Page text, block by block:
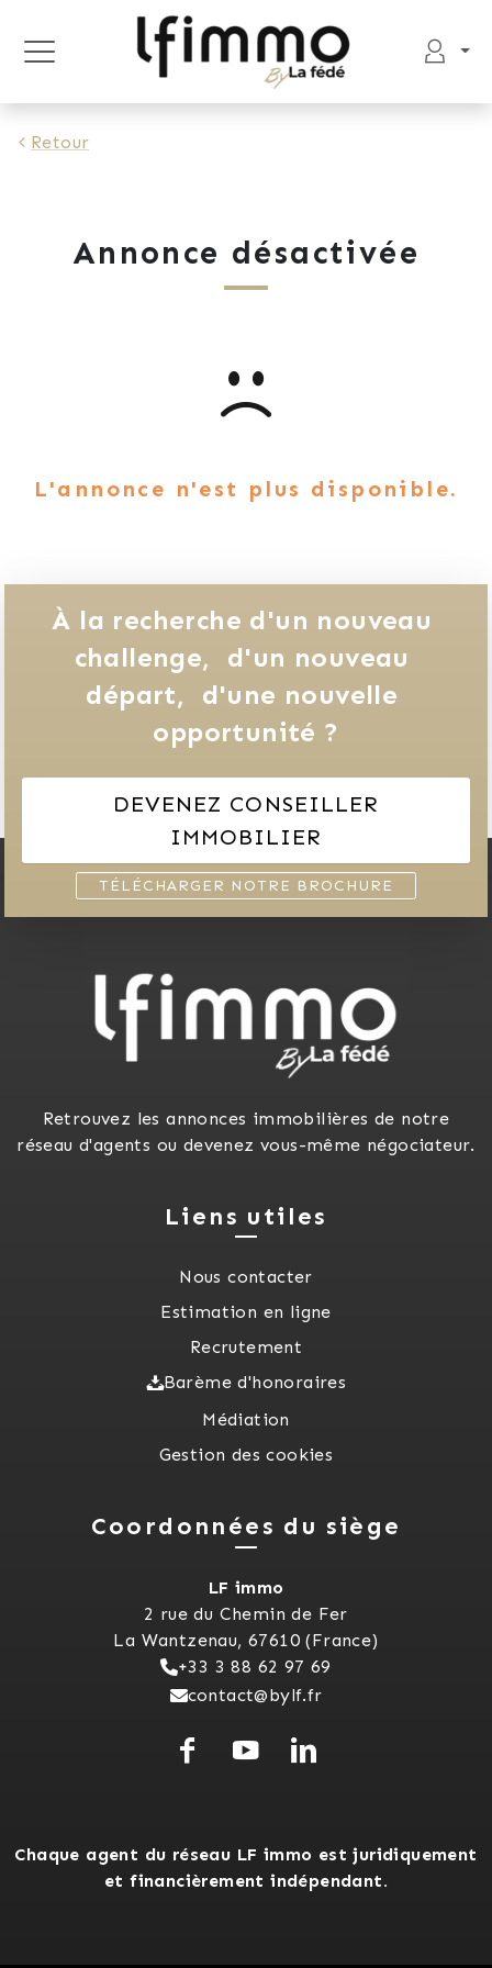
Retour
Annonce désactivée
L'annonce n'est plus disponible.
À la recherche d'un nouveau
challenge,
d'un nouveau
départ,
d'une nouvelle
opportunité ?
DEVENEZ CONSEILLER
IMMOBILIER
TÉLÉCHARGER NOTRE BROCHURE
Retrouvez les annonces immobilières de notre
réseau d'agents ou devenez vous-même négociateur.
Liens utiles
Nous contacter
Estimation en ligne
Recrutement
Barème d'honoraires
Médiation
Gestion des cookies
Coordonnées du siège
LF immo
2 rue du Chemin de Fer
La Wantzenau, 67610 (France)
+33 3 88 62 97 69
contact@bylf.fr
Chaque agent du réseau LF immo est juridiquement
et financièrement indépendant.